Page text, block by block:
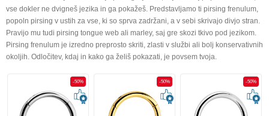
vse dokler ne dvigneš jezika in ga pokažeš. Predstavljamo ti pirsing frenulum,
popoln pirsing v ustih za vse, ki so sprva zadržani, a v sebi skrivajo divjo stran.
Pravijo mu tudi pirsing tongue web ali marley, saj gre skozi tkivo pod jezikom.
Pirsing frenulum je izredno preprosto skriti, zlasti v službi ali bolj konservativnih
okoljih. Odločitev, kdaj in kako ga želiš pokazati, je povsem tvoja.
-50% -50% -50%